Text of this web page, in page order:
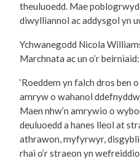
theuluoedd. Mae
diwylliannol ac addysgol yn
Ychwanegodd Nicola
Marchnata ac un o’r beirniaid:
‘Roeddem yn falch dros ben
amryw o wahanol
Maen nhw’n amrywio o
deuluoedd a hanes lleol at
athrawon, myfyrwyr,
rhai o’r straeon yn